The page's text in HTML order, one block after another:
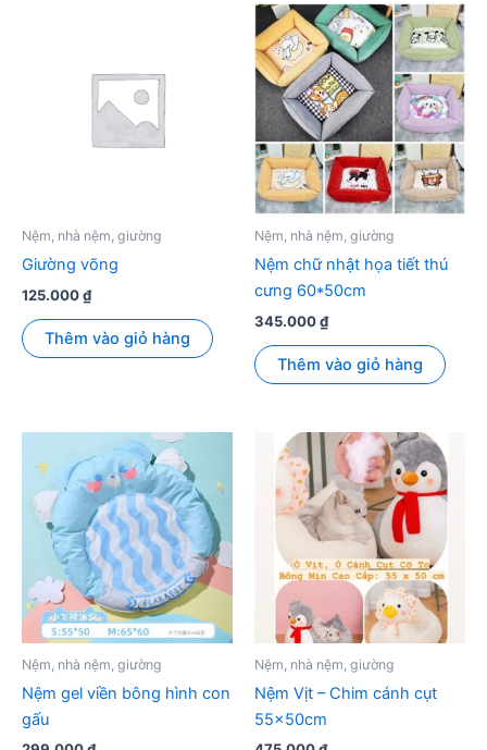
Nệm, nhà nệm, giường
Giường võng
125.000₫
Thêm vào giỏ hàng
Nệm, nhà nệm, giường
Nệm chữ nhật họa tiết thú
cưng 60*50cm
345.000₫
Thêm vào giỏ hàng
Nệm, nhà nệm, giường
Nệm gel viền bông hình con
gấu
Nệm, nhà nệm, giường
Nệm Vịt – Chim cánh cụt
55x50cm